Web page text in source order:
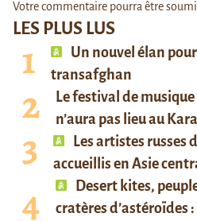
LES PLUS LUS
Un nouvel élan
transafghan
Le festival de
n’aura pas lieu au
Les artistes russes
accueillis en Asie
Desert kites,
cratères d’astéroïdes
Votre commentaire pourra être